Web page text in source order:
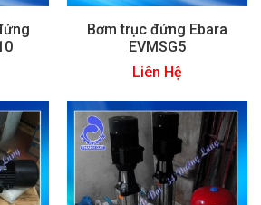
Bơm trục đứng Ebara
EVMSG5
Liên Hệ